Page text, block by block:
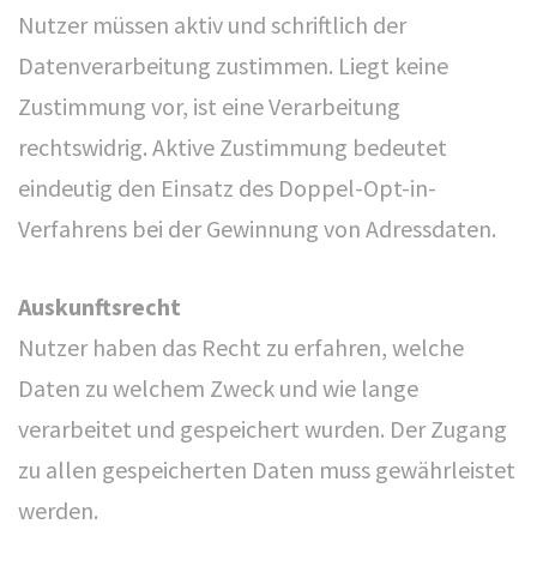
Nutzer müssen aktiv und schriftlich der
Datenverarbeitung zustimmen. Liegt keine
Zustimmung vor, ist eine Verarbeitung
rechtswidrig. Aktive Zustimmung bedeutet
eindeutig den Einsatz des Doppel-Opt-in-
Verfahrens bei der Gewinnung von Adressdaten.
Auskunftsrecht
Nutzer haben das Recht zu erfahren, welche
Daten zu welchem Zweck und wie lange
verarbeitet und gespeichert wurden. Der Zugang
zu allen gespeicherten Daten muss gewährleistet
werden.